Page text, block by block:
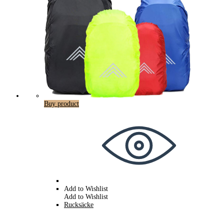
Buy product
Add to Wishlist
Add to Wishlist
Rucksäcke